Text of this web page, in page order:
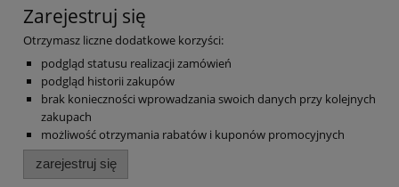
Zarejestruj się
Otrzymasz liczne dodatkowe korzyści:
podgląd statusu realizacji zamówień
podgląd historii zakupów
brak konieczności wprowadzania swoich danych przy kolejnych
zakupach
możliwość otrzymania rabatów i kuponów promocyjnych
zarejestruj się